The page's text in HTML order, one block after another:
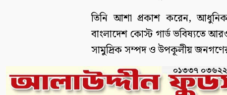
তিনি আশা প্রকাশ করেন,
বাংলাদেশ কোস্ট গার্ড ভবিষ্যতে
সামুদ্রিক সম্পদ ও উপকূলীয় জনগণের